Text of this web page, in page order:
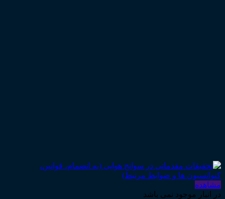
مشاهده
در انبار موجود نمی باشد